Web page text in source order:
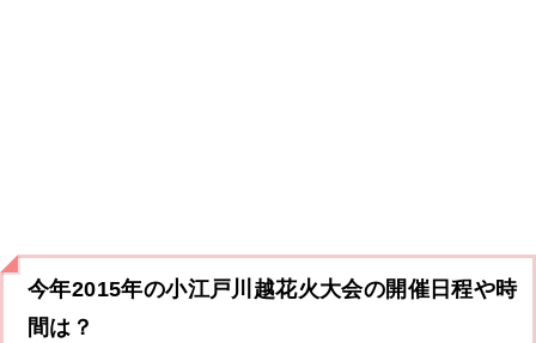
今年2015年の小江戸川越花火大会の開催日程や時
間は？